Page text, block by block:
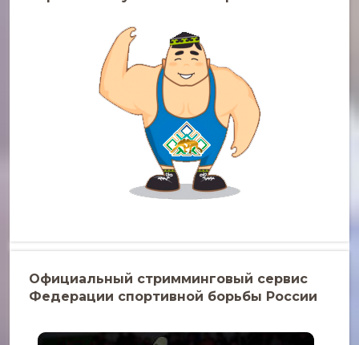
Официальный стримминговый сервис
Федерации спортивной борьбы России